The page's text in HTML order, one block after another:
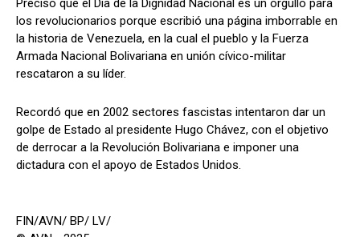
Precisó que el Día de la Dignidad Nacional es un orgullo para
los revolucionarios porque escribió una página imborrable en
la historia de Venezuela, en la cual el pueblo y la Fuerza
Armada Nacional Bolivariana en unión cívico-militar
rescataron a su líder.
Recordó que en 2002 sectores fascistas intentaron dar un
golpe de Estado al presidente Hugo Chávez, con el objetivo
de derrocar a la Revolución Bolivariana e imponer una
dictadura con el apoyo de Estados Unidos.
FIN/AVN/ BP/ LV/